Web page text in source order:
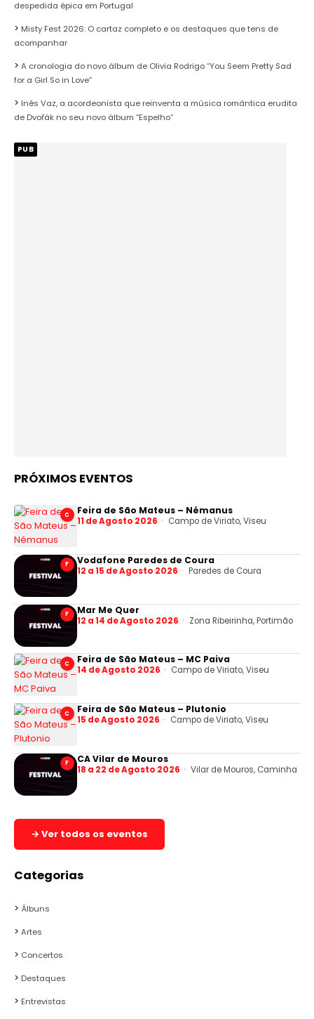
despedida épica em Portugal
Misty Fest 2026: O cartaz completo e os destaques que tens de
acompanhar
A cronologia do novo álbum de Olivia Rodrigo “You Seem Pretty Sad
for a Girl So in Love”
Inês Vaz, a acordeonista que reinventa a música romântica erudita
de Dvořák no seu novo álbum “Espelho”
PUB
PRÓXIMOS EVENTOS
C Feira de São Mateus – Némanus
11 de Agosto 2026 Campo de Viriato, Viseu
F Vodafone Paredes de Coura
12 a 15 de Agosto 2026 Paredes de Coura
F Mar Me Quer
12 a 14 de Agosto 2026 Zona Ribeirinha, Portimão
C Feira de São Mateus – MC Paiva
14 de Agosto 2026 Campo de Viriato, Viseu
C Feira de São Mateus – Plutonio
15 de Agosto 2026 Campo de Viriato, Viseu
F CA Vilar de Mouros
18 a 22 de Agosto 2026 Vilar de Mouros, Caminha
→ Ver todos os eventos
Categorias
Álbuns
Artes
Concertos
Destaques
Entrevistas